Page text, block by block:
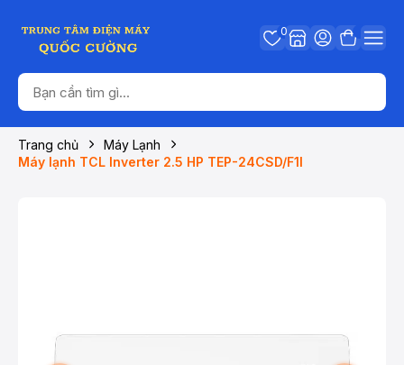
0
Trang chủ
Máy Lạnh
Máy lạnh TCL Inverter 2.5 HP TEP-24CSD/F1I